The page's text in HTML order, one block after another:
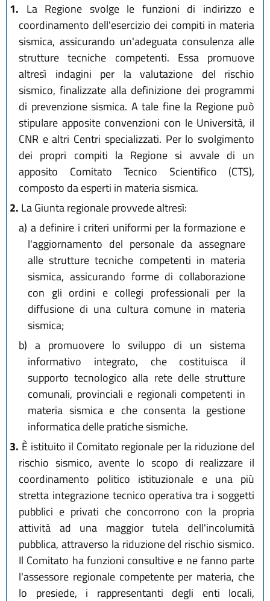
1. La Regione svolge le funzioni di indirizzo e
coordinamento dell'esercizio dei compiti in materia
sismica, assicurando un'adeguata consulenza alle
strutture tecniche competenti. Essa promuove
altresì indagini per la valutazione del rischio
sismico, finalizzate alla definizione dei programmi
di prevenzione sismica. A tale fine la Regione può
stipulare apposite convenzioni con le Università, il
CNR e altri Centri specializzati. Per lo svolgimento
dei propri compiti la Regione si avvale di un
apposito Comitato Tecnico Scientifico (CTS),
composto da esperti in materia sismica.
2. La Giunta regionale provvede altresì:
a) a definire i criteri uniformi per la formazione e
l'aggiornamento del personale da assegnare
alle strutture tecniche competenti in materia
sismica, assicurando forme di collaborazione
con gli ordini e collegi professionali per la
diffusione di una cultura comune in materia
sismica;
b) a promuovere lo sviluppo di un sistema
informativo integrato, che costituisca il
supporto tecnologico alla rete delle strutture
comunali, provinciali e regionali competenti in
materia sismica e che consenta la gestione
informatica delle pratiche sismiche.
3. È istituito il Comitato regionale per la riduzione del
rischio sismico, avente lo scopo di realizzare il
coordinamento politico istituzionale e una più
stretta integrazione tecnico operativa tra i soggetti
pubblici e privati che concorrono con la propria
attività ad una maggior tutela dell'incolumità
pubblica, attraverso la riduzione del rischio sismico.
Il Comitato ha funzioni consultive e ne fanno parte
l'assessore regionale competente per materia, che
lo presiede, i rappresentanti degli enti locali,